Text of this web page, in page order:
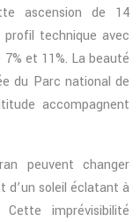
ascension de 14
profil technique avec
et 11%. La beauté
du Parc national de
accompagnent
peuvent changer
d’un soleil éclatant à
imprévisibilité